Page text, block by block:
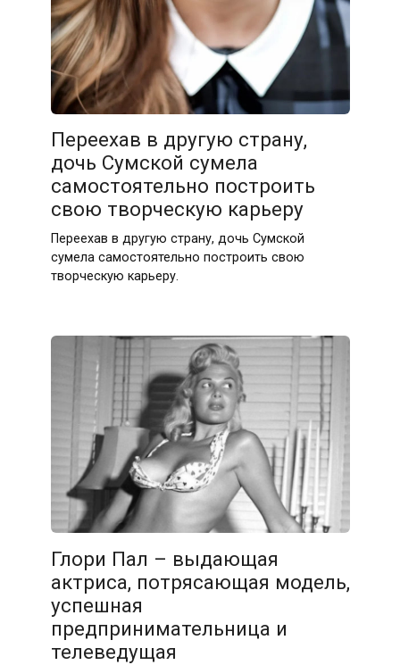
Переехав в другую страну,
дочь Сумской сумела
самостоятельно построить
свою творческую карьеру
Переехав в другую страну, дочь Сумской
сумела самостоятельно построить свою
творческую карьеру.
Глори Пал – выдающая
актриса, потрясающая модель,
успешная
предпринимательница и
телеведущая